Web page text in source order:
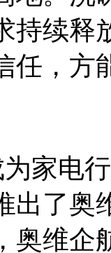
持续释
任，方
家电
出了奥
奥维企